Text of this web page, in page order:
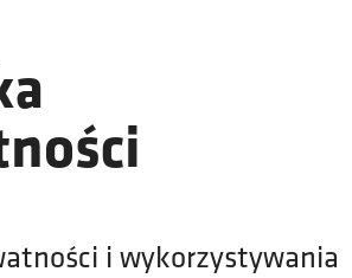
i wykorzystywania